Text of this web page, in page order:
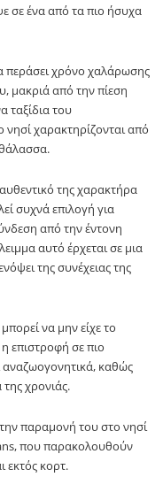
σε ένα από τα πιο ήσυχα
περάσει χρόνο χαλάρωσης
μακριά από την πίεση
ταξίδια του
νησί χαρακτηρίζονται από
της χαρακτήρα
συχνά επιλογή για
από την έντονη
αυτό έρχεται σε μια
της συνέχειας της
να μην είχε το
επιστροφή σε πιο
αναζωογονητικά, καθώς
χρονιάς.
παραμονή του στο νησί
που παρακολουθούν
εκτός κορτ.